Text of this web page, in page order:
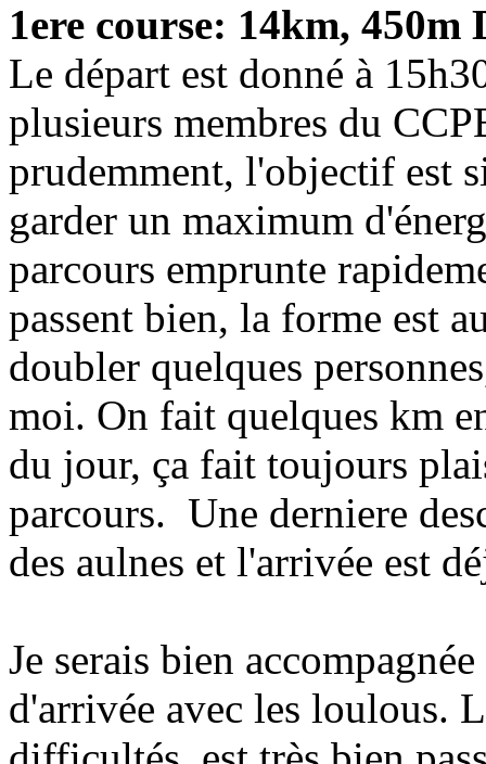
1ere course: 14km, 450m
Le départ est donné à
plusieurs membres du
prudemment, l'objectif est
garder un maximum
parcours emprunte
passent bien, la forme est
doubler quelques
moi. On fait quelques km
du jour, ça fait toujours
parcours. Une derniere
des aulnes et l'arrivée est
Je serais bien
d'arrivée avec les loulous.